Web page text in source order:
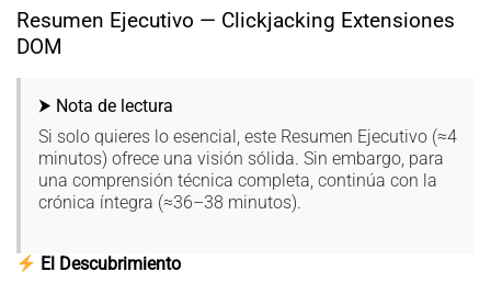
Resumen Ejecutivo — Clickjacking Extensiones
DOM
⮞ Nota de lectura
Si solo quieres lo esencial, este Resumen Ejecutivo (≈4
minutos) ofrece una visión sólida. Sin embargo, para
una comprensión técnica completa, continúa con la
crónica íntegra (≈36–38 minutos).
El Descubrimiento